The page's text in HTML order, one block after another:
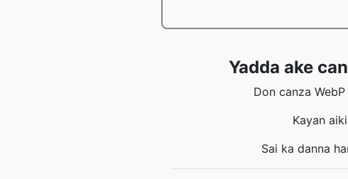
Yadda ake
Don canza
Kayan
Sai ka danna